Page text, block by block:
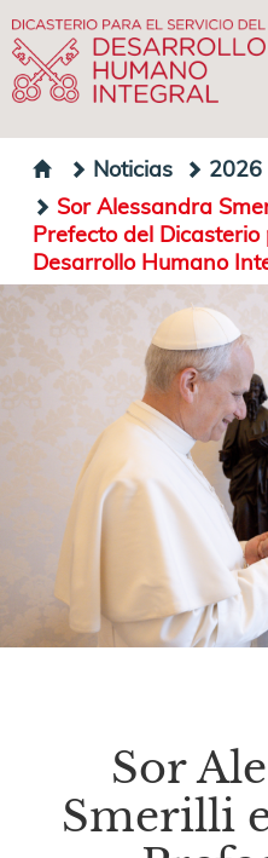
Noticias
2026
Sor Alessandra
Prefecto del
Desarrollo Humano
Sor
Smerilli